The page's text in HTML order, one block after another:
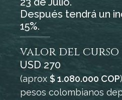
Después tendrá un
15%.
valor del curso
USD 270
(aprox $ 1.080.000 COP
pesos colombianos